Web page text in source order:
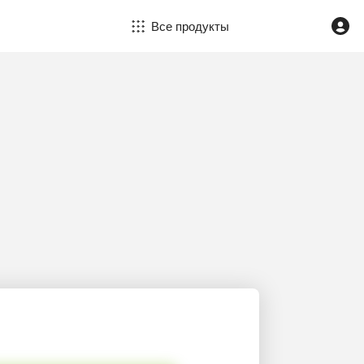
Все продукты